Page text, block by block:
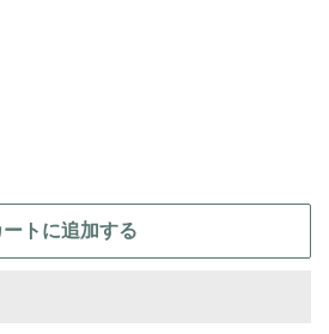
トに追加する